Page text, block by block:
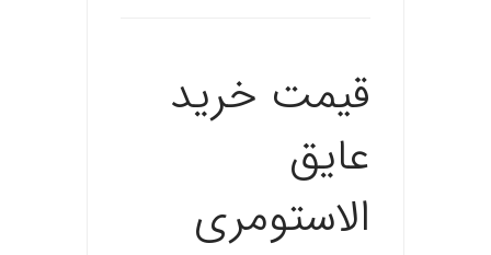
قیمت خرید
عایق
الاستومری